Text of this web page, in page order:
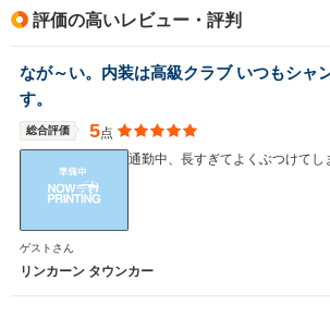
駆動方式 FR
評価の高いレビュー・評判
なが～い。内装は高級クラブ いつもシャ
す。
総合評価 5点
通勤中、長すぎてよくぶつけてし
ゲストさん
リンカーン タウンカー